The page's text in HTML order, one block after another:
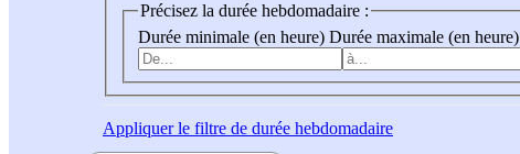
Précisez la durée hebdomadaire :
Durée minimale (en heure) Durée maximale (en heure)
Appliquerle filtre de durée hebdomadaire